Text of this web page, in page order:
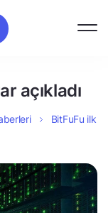
açıkladı
BitFuFu ilk